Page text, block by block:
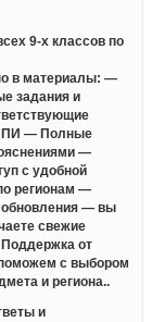
9-х классов по
в материалы: —
задания и
— Полные
—
с удобной
регионам —
— вы
свежие
от
с выбором
и региона..
и